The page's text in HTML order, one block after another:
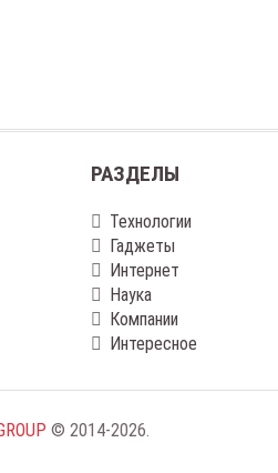
РАЗДЕЛЫ
Технологии
Гаджеты
Интернет
Наука
Компании
Интересное
© 2014-2026.